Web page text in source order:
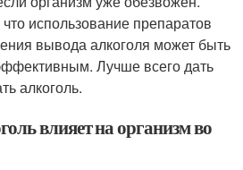
использование препаратов
вывода алкоголя может быть
Лучше всего дать
алкоголь.
влияет на организм во